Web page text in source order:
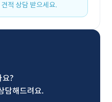
적 상담 받으세요.
요?
담해드려요.